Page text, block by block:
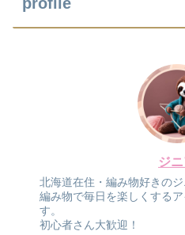
ジ
北海道在住・編み物好きのジ
編み物で毎日を楽しくする
す。
初心者さん大歓迎！